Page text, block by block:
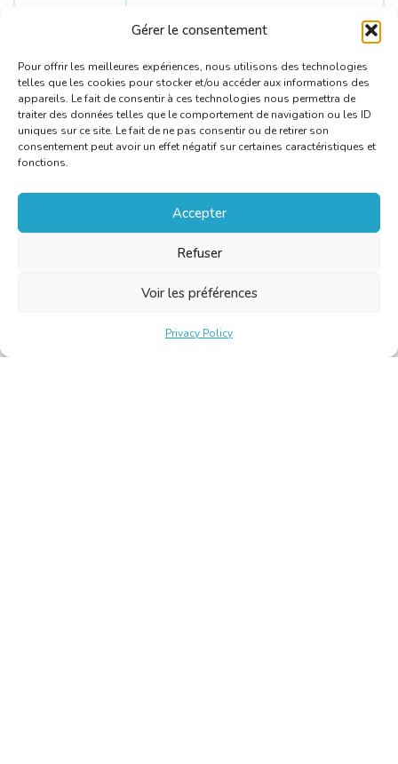
Gérer le consentement
Pour offrir les meilleures expériences, nous utilisons des technologies
telles que les cookies pour stocker et/ou accéder aux informations des
appareils. Le fait de consentir à ces technologies nous permettra de
traiter des données telles que le comportement de navigation ou les ID
uniques sur ce site. Le fait de ne pas consentir ou de retirer son
consentement peut avoir un effet négatif sur certaines caractéristiques et
fonctions.
Accepter
Refuser
Voir les préférences
Privacy Policy
English